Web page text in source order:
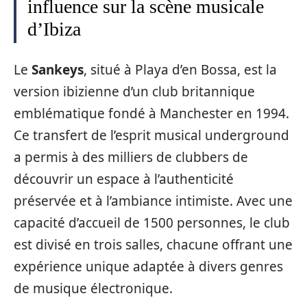
influence sur la scène musicale
d’Ibiza
Le Sankeys, situé à Playa d’en Bossa, est la
version ibizienne d’un club britannique
emblématique fondé à Manchester en 1994.
Ce transfert de l’esprit musical underground
a permis à des milliers de clubbers de
découvrir un espace à l’authenticité
préservée et à l’ambiance intimiste. Avec une
capacité d’accueil de 1500 personnes, le club
est divisé en trois salles, chacune offrant une
expérience unique adaptée à divers genres
de musique électronique.